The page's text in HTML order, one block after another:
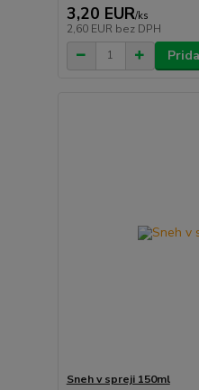
3,20 EUR/ks
2,60 EUR bez DPH
Sneh v spreji 150ml